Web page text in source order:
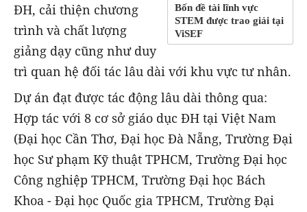
Bốn đề tài lĩnh vực
STEM được trao giải tại
ViSEF
ĐH, cải thiện chương
trình và chất lượng
giảng dạy cũng như duy
trì quan hệ đối tác lâu dài với khu vực tư nhân.
Dự án đạt được tác động lâu dài thông qua:
Hợp tác với 8 cơ sở giáo dục ĐH tại Việt Nam
(Đại học Cần Thơ, Đại học Đà Nẵng, Trường Đại
học Sư phạm Kỹ thuật TPHCM, Trường Đại học
Công nghiệp TPHCM, Trường Đại học Bách
Khoa - Đại học Quốc gia TPHCM, Trường Đại